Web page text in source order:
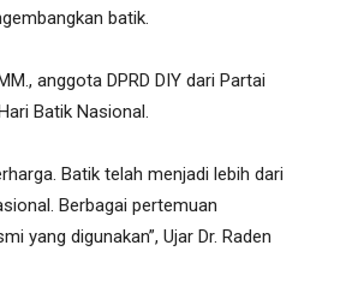
batik.
anggota DPRD DIY dari Partai
Batik Nasional.
Batik telah menjadi lebih dari
Berbagai pertemuan
yang digunakan”, Ujar Dr. Raden